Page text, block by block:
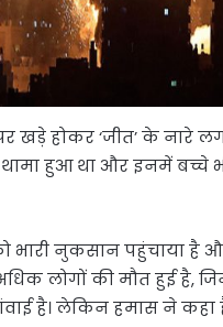
होकर ‘जीत’ के नारे
हुआ था और इनमें बच्चे
नुकसान पहुंचाया है
लोगों की मौत हुई है,
है। लेकिन हमास ने कहा